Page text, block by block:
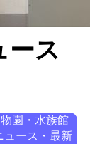
ース
園・水族館
ュース・最新